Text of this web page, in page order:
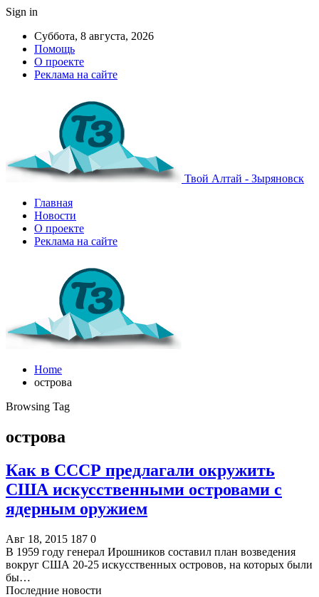
Sign in
Суббота, 8 августа, 2026
Помощь
О проекте
Реклама на сайте
Твой Алтай - Зыряновск
Главная
Новости
О проекте
Реклама на сайте
Home
острова
Browsing Tag
острова
Как в СССР предлагали окружить
США искусственными островами с
ядерным оружием
Авг 18, 2015 187 0
В 1959 году генерал Ирошников составил план возведения
вокруг США 20-25 искусственных островов, на которых были
бы…
Последние новости